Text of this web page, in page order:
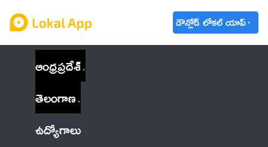
డౌన్లోడ్ లోకల్ యాప్
ఆంధ్రప్రదేశ్
తెలంగాణ
ఉద్యోగాలు